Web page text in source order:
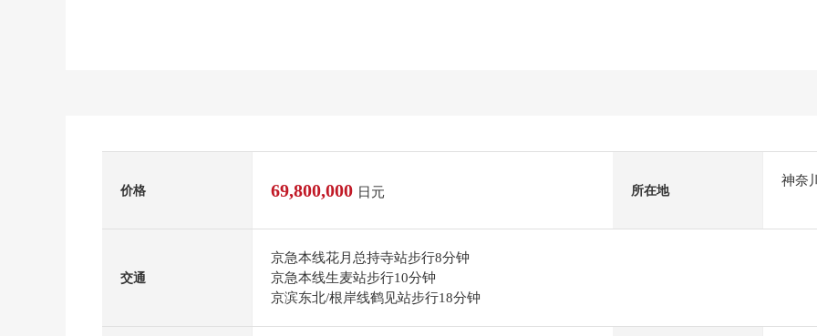
价格 69,800,000 日元 所在地
神奈
交通
京急本线花月总持寺站步行8分钟
京急本线生麦站步行10分钟
京滨东北/根岸线鹤见站步行18分钟